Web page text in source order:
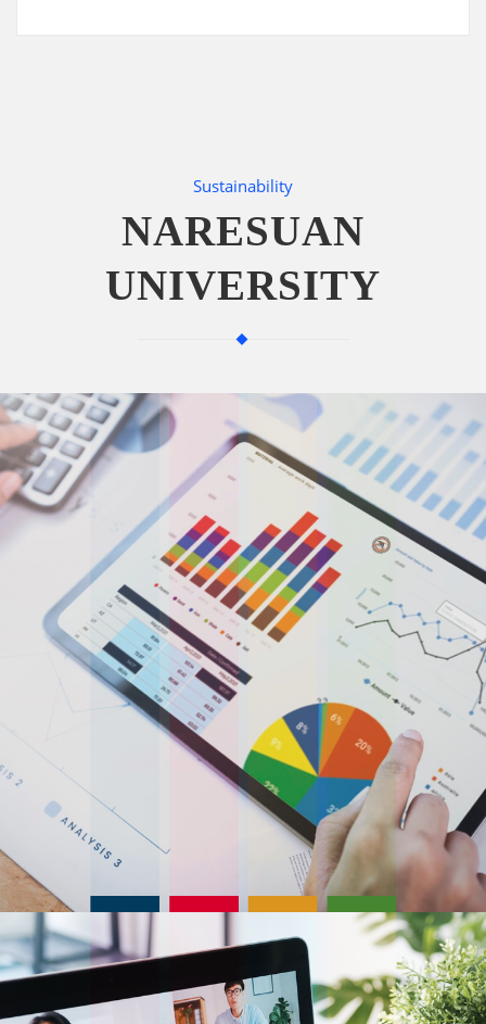
Sustainability
NARESUAN
UNIVERSITY